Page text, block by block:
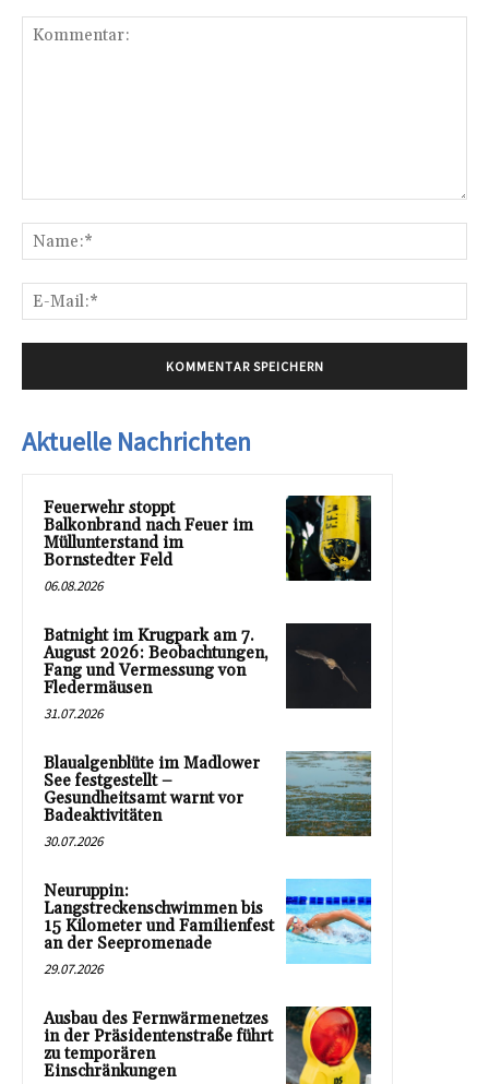
Aktuelle Nachrichten
Feuerwehr stoppt
Balkonbrand nach Feuer im
Müllunterstand im
Bornstedter Feld
06.08.2026
Batnight im Krugpark am 7.
August 2026: Beobachtungen,
Fang und Vermessung von
Fledermäusen
31.07.2026
Blaualgenblüte im Madlower
See festgestellt –
Gesundheitsamt warnt vor
Badeaktivitäten
30.07.2026
Neuruppin:
Langstreckenschwimmen bis
15 Kilometer und Familienfest
an der Seepromenade
29.07.2026
Ausbau des Fernwärmenetzes
in der Präsidentenstraße führt
zu temporären
Einschränkungen